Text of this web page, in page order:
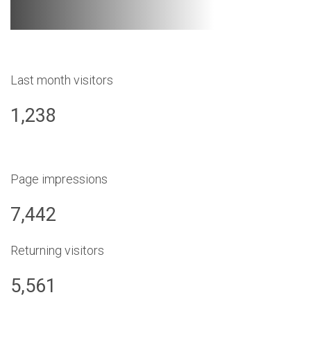
Last month visitors
1,238
Page impressions
7,442
Returning visitors
5,561